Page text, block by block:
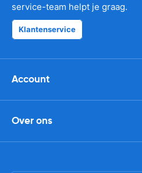
service-team helpt je graag.
Klantenservice
Account
Over ons